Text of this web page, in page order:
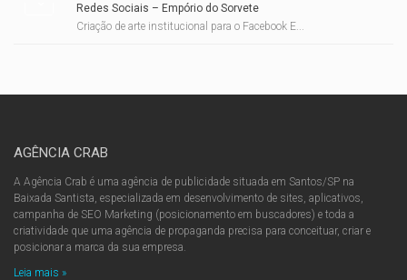
Redes Sociais – Empório do Sorvete
Criação de arte institucional para o Facebook E...
AGÊNCIA CRAB
A Agência Crab é uma agência de publicidade situada em Santos/SP na
Baixada Santista, especializada em desenvolvimento de sites, aplicativos,
campanha de SEO Marketing (posicionamento em buscadores) e toda a
criatividade que uma agência de propaganda precisa para conceituar, criar e
posicionar a marca da sua empresa.
Leia mais »